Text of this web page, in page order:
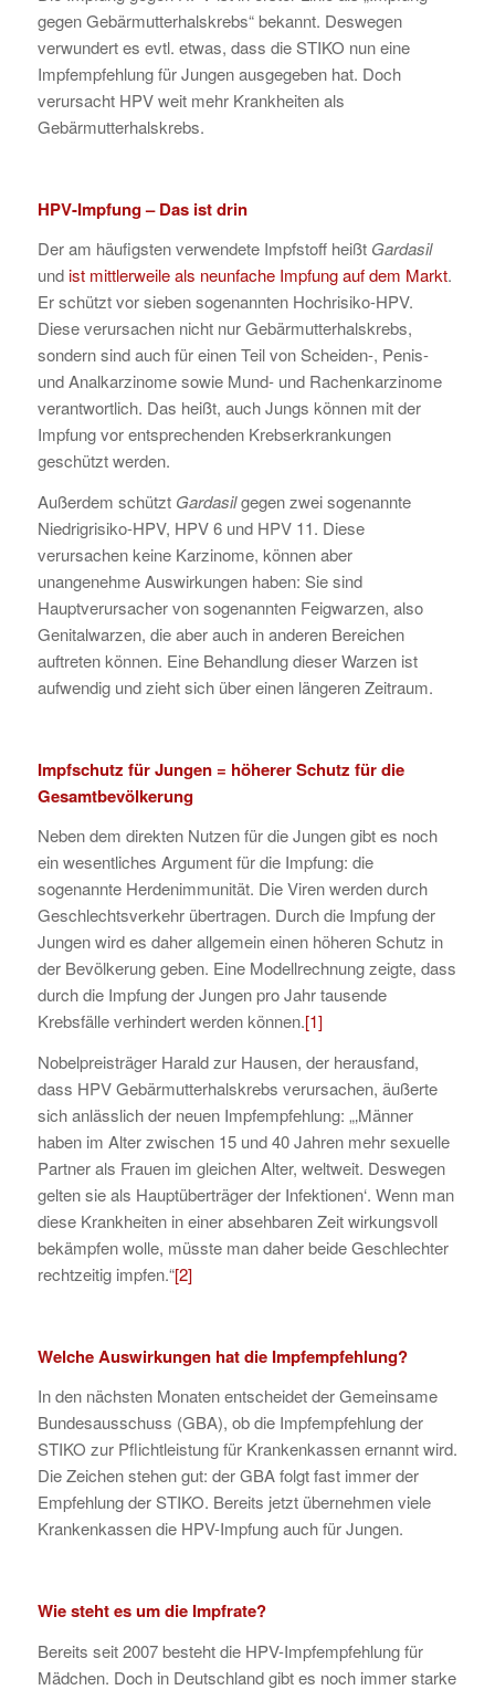
gegen Gebärmutterhalskrebs“ bekannt. Deswegen
verwundert es evtl. etwas, dass die STIKO nun eine
Impfempfehlung für Jungen ausgegeben hat. Doch
verursacht HPV weit mehr Krankheiten als
Gebärmutterhalskrebs.
HPV-Impfung – Das ist drin
Der am häufigsten verwendete Impfstoff heißt Gardasil
undist mittlerweile als neunfache Impfung auf dem Markt.
Er schützt vor sieben sogenannten Hochrisiko-HPV.
Diese verursachen nicht nur Gebärmutterhalskrebs,
sondern sind auch für einen Teil von Scheiden-, Penis-
und Analkarzinome sowie Mund- und Rachenkarzinome
verantwortlich. Das heißt, auch Jungs können mit der
Impfung vor entsprechenden Krebserkrankungen
geschützt werden.
Außerdem schützt Gardasilgegen zwei sogenannte
Niedrigrisiko-HPV, HPV 6 und HPV 11. Diese
verursachen keine Karzinome, können aber
unangenehme Auswirkungen haben: Sie sind
Hauptverursacher von sogenannten Feigwarzen, also
Genitalwarzen, die aber auch in anderen Bereichen
auftreten können. Eine Behandlung dieser Warzen ist
aufwendig und zieht sich über einen längeren Zeitraum.
Impfschutz für Jungen = höherer Schutz für die
Gesamtbevölkerung
Neben dem direkten Nutzen für die Jungen gibt es noch
ein wesentliches Argument für die Impfung: die
sogenannte Herdenimmunität. Die Viren werden durch
Geschlechtsverkehr übertragen. Durch die Impfung der
Jungen wird es daher allgemein einen höheren Schutz in
der Bevölkerung geben. Eine Modellrechnung zeigte, dass
durch die Impfung der Jungen pro Jahr tausende
Krebsfälle verhindert werden können.[1]
Nobelpreisträger Harald zur Hausen, der herausfand,
dass HPV Gebärmutterhalskrebs verursachen, äußerte
sich anlässlich der neuen Impfempfehlung: „‚Männer
haben im Alter zwischen 15 und 40 Jahren mehr sexuelle
Partner als Frauen im gleichen Alter, weltweit. Deswegen
gelten sie als Hauptüberträger der Infektionen‘. Wenn man
diese Krankheiten in einer absehbaren Zeit wirkungsvoll
bekämpfen wolle, müsste man daher beide Geschlechter
rechtzeitig impfen.“[2]
Welche Auswirkungen hat die Impfempfehlung?
In den nächsten Monaten entscheidet der Gemeinsame
Bundesausschuss (GBA), ob die Impfempfehlung der
STIKO zur Pflichtleistung für Krankenkassen ernannt wird.
Die Zeichen stehen gut: der GBA folgt fast immer der
Empfehlung der STIKO. Bereits jetzt übernehmen viele
Krankenkassen die HPV-Impfung auch für Jungen.
Wie steht es um die Impfrate?
Bereits seit 2007 besteht die HPV-Impfempfehlung für
Mädchen. Doch in Deutschland gibt es noch immer starke